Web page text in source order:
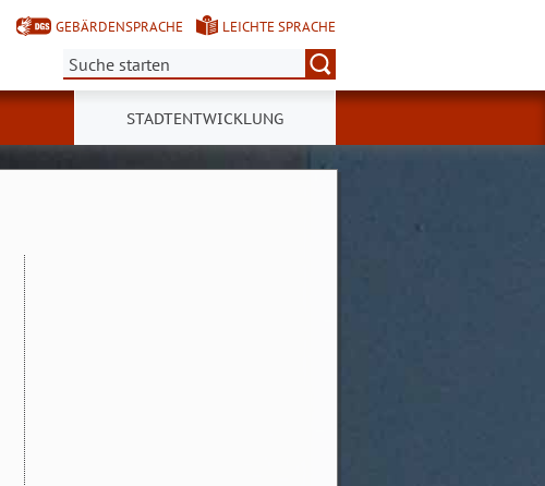
GEBÄRDENSPRACHE
LEICHTE SPRACHE
Suche:
STADTENTWICKLUNG